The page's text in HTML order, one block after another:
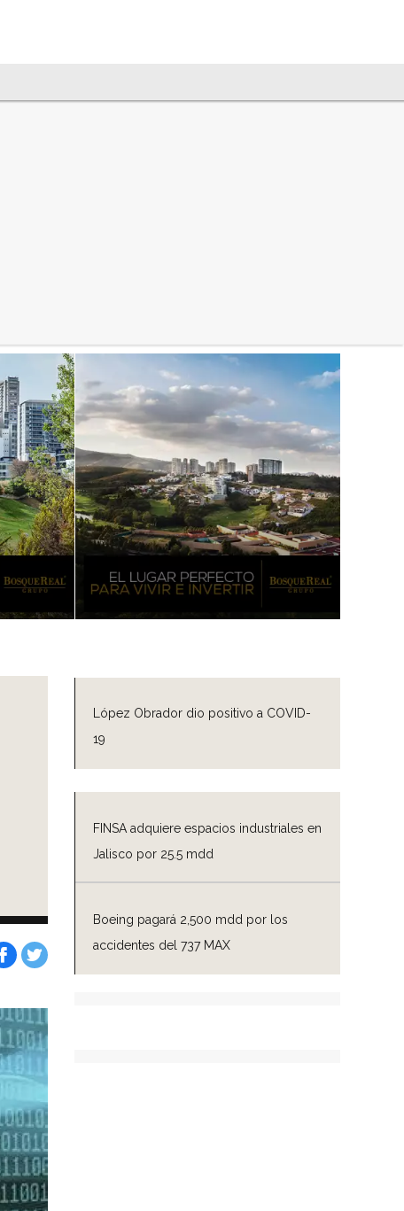
López Obrador dio positivo a COVID-
19
FINSA adquiere espacios industriales en
Jalisco por 25.5 mdd
Boeing pagará 2,500 mdd por los
accidentes del 737 MAX